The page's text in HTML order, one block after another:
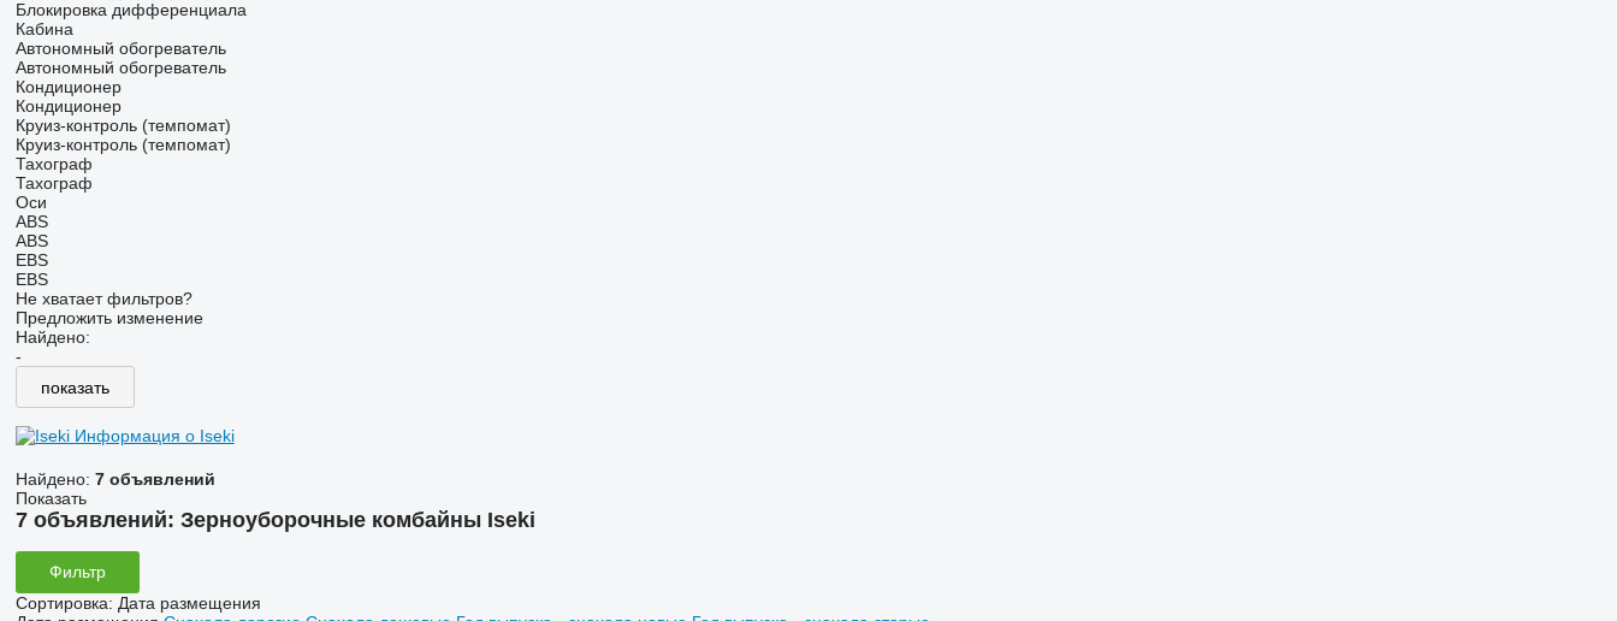
Блокировка дифференциала
Кабина
Автономный обогреватель
Автономный обогреватель
Кондиционер
Кондиционер
Круиз-контроль (темпомат)
Круиз-контроль (темпомат)
Тахограф
Тахограф
Оси
ABS
ABS
EBS
EBS
Не хватает фильтров?
Предложить изменение
Найдено:
-
показать
Информация о Iseki
Найдено: 7 объявлений
Показать
7 объявлений: Зерноуборочные комбайны Iseki
Фильтр
Сортировка: Дата размещения